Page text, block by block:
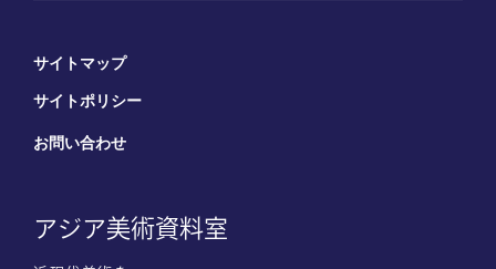
サイトマップ
サイトポリシー
お問い合わせ
アジア美術資料室